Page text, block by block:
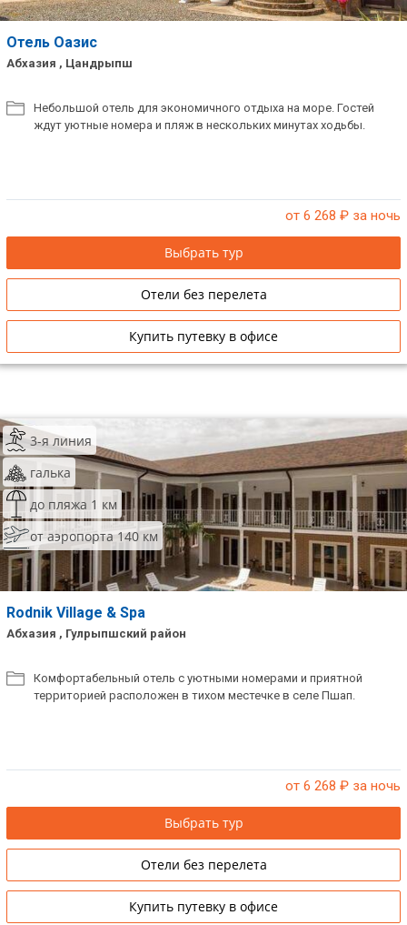
Отель Оазис
Абхазия , Цандрыпш
Небольшой отель для экономичного отдыха на море. Гостей
ждут уютные номера и пляж в нескольких минутах ходьбы.
от 6 268 ₽ за ночь
Выбрать тур
Отели без перелета
Купить путевку в офисе
3-я линия
галька
до пляжа 1 км
от аэропорта 140 км
Rodnik Village & Spa
Абхазия , Гулрыпшский район
Комфортабельный отель с уютными номерами и приятной
территорией расположен в тихом местечке в селе Пшап.
от 6 268 ₽ за ночь
Выбрать тур
Отели без перелета
Купить путевку в офисе